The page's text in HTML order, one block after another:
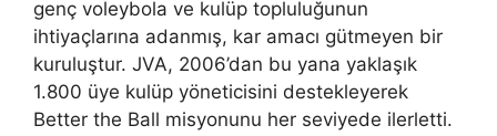
genç voleybola ve kulüp topluluğunun
ihtiyaçlarına adanmış, kar amacı gütmeyen bir
kuruluştur. JVA, 2006’dan bu yana yaklaşık
1.800 üye kulüp yöneticisini destekleyerek
Better the Ball misyonunu her seviyede ilerletti.